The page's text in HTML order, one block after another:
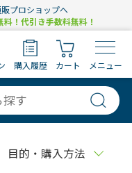
プロショップへ
料！代引き手数料無料！
購入履歴 カート メニュー
目的・購入方法